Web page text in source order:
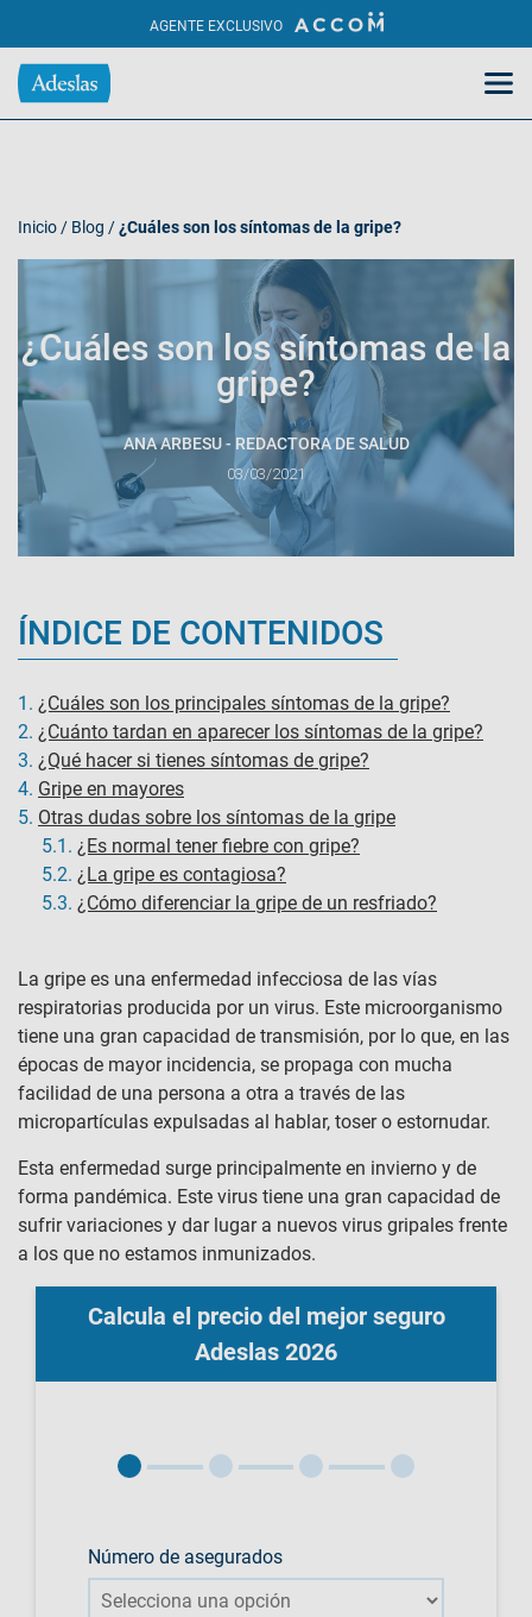
AGENTE EXCLUSIVO
Inicio / Blog /¿Cuáles son los síntomas de la gripe?
¿Cuáles son los síntomas de la
gripe?
ANA ARBESU - REDACTORA DE SALUD
03/03/2021
ÍNDICE DE CONTENIDOS
1. ¿Cuáles son los principales síntomas de la gripe?
2. ¿Cuánto tardan en aparecer los síntomas de la gripe?
3. ¿Qué hacer si tienes síntomas de gripe?
4. Gripe en mayores
5. Otras dudas sobre los síntomas de la gripe
5.1. ¿Es normal tener fiebre con gripe?
5.2. ¿La gripe es contagiosa?
5.3. ¿Cómo diferenciar la gripe de un resfriado?
La gripe es una enfermedad infecciosa de las vías
respiratorias producida por un virus. Este microorganismo
tiene una gran capacidad de transmisión, por lo que, en las
épocas de mayor incidencia, se propaga con mucha
facilidad de una persona a otra a través de las
micropartículas expulsadas al hablar, toser o estornudar.
Esta enfermedad surge principalmente en invierno y de
forma pandémica. Este virus tiene una gran capacidad de
sufrir variaciones y dar lugar a nuevos virus gripales frente
a los que no estamos inmunizados.
Calcula el precio del mejor seguro
Adeslas 2026
Número de asegurados